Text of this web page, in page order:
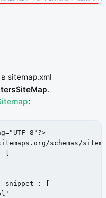
sitemap.xml
.
:
8"?>
schemas/
[
: [